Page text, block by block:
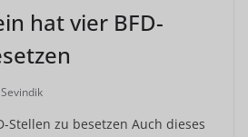
hat vier BFD-
Stellen zu besetzen Auch dieses